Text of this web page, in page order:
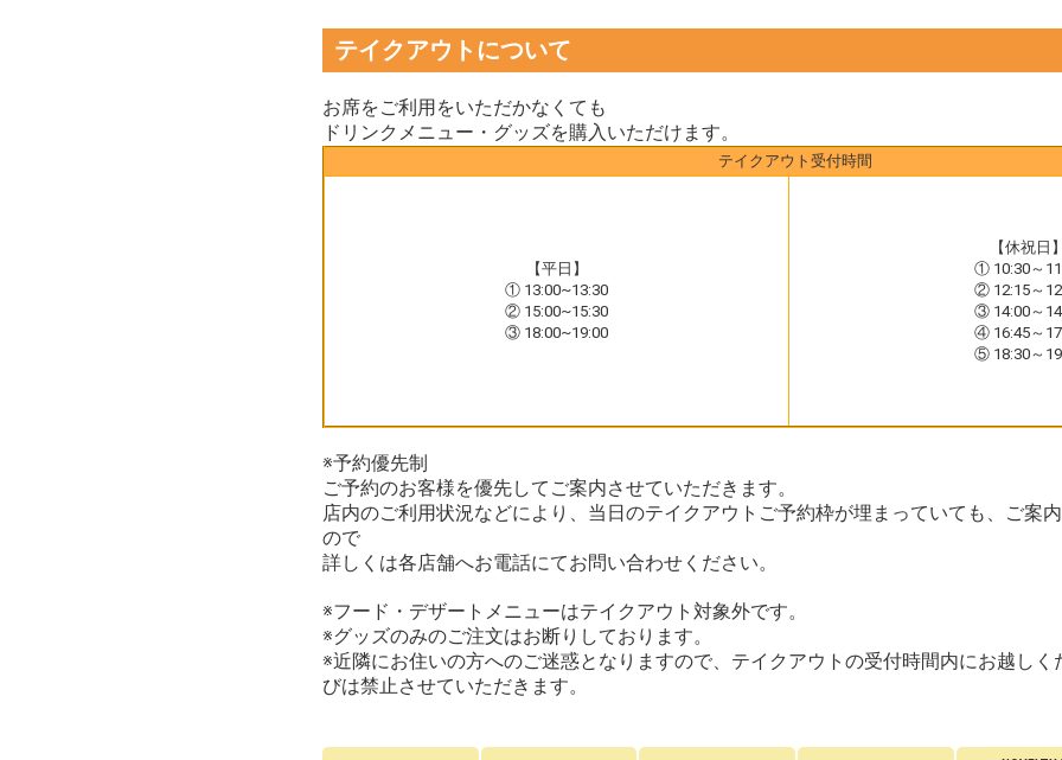
テイクアウトについて
お席をご利用をいただかなくても
ドリンクメニュー・グッズを購入いただけます。
テイクアウト受付時間
【平日】
① 13:00~13:30
② 15:00~15:30
③ 18:00~19:00
【休祝日
① 10:30～
② 12:15～
③ 14:00～
④ 16:45～
⑤ 18:30～
※予約優先制
ご予約のお客様を優先してご案内させていただきます。
店内のご利用状況などにより、当日のテイクアウトご予約枠が埋まっていても、ご案
ので
詳しくは各店舗へお電話にてお問い合わせください。
※フード・デザートメニューはテイクアウト対象外です。
※グッズのみのご注文はお断りしております。
※近隣にお住いの方へのご迷惑となりますので、テイクアウトの受付時間内にお越し
びは禁止させていただきます。